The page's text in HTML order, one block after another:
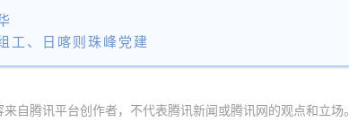
工、日喀则珠峰党建
自腾讯平台创作者，不代表腾讯新闻或腾讯网的观点和立场。